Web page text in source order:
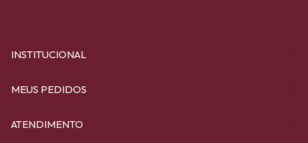
INSTITUCIONAL
MEUS PEDIDOS
ATENDIMENTO